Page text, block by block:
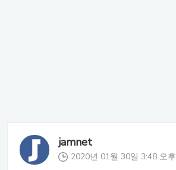
jamnet
2020년 01월 30일 3:48 오후